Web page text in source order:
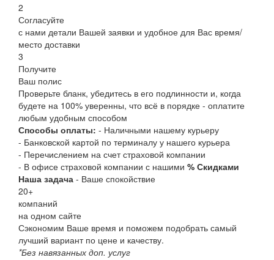
2
Согласуйте
с нами детали Вашей заявки и удобное для Вас время/
место доставки
3
Получите
Ваш полис
Проверьте бланк, убедитесь в его подлинности и, когда
будете на 100% уверенны, что всё в порядке - оплатите
любым удобным способом
Способы оплаты: - Наличными нашему курьеру
- Банковской картой по терминалу у нашего курьера
- Перечислением на счет страховой компании
- В офисе страховой компании с нашими % Скидками
Наша задача - Ваше спокойствие
20+
компаний
на одном сайте
Сэкономим Ваше время и поможем подобрать самый
лучший вариант по цене и качеству.
*Без навязанных доп. услуг